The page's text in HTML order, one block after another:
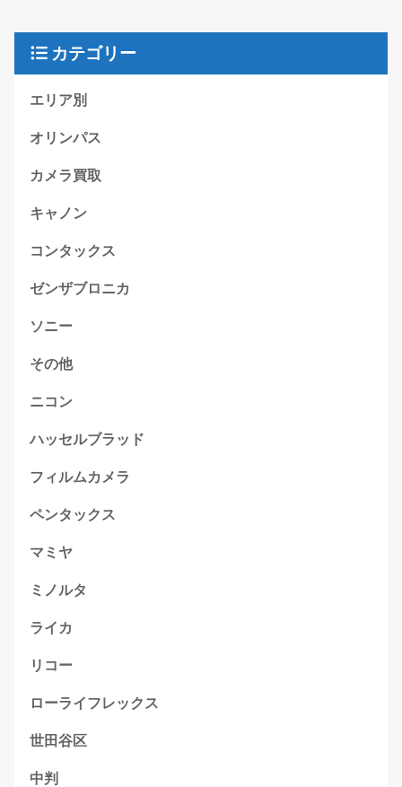
カテゴリー
エリア別
オリンパス
カメラ買取
キャノン
コンタックス
ゼンザブロニカ
ソニー
その他
ニコン
ハッセルブラッド
フィルムカメラ
ペンタックス
マミヤ
ミノルタ
ライカ
リコー
ローライフレックス
世田谷区
中判